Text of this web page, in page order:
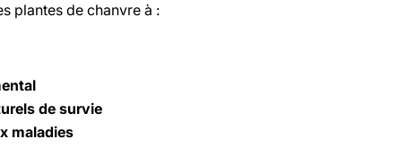
plantes de chanvre à :
de survie
maladies